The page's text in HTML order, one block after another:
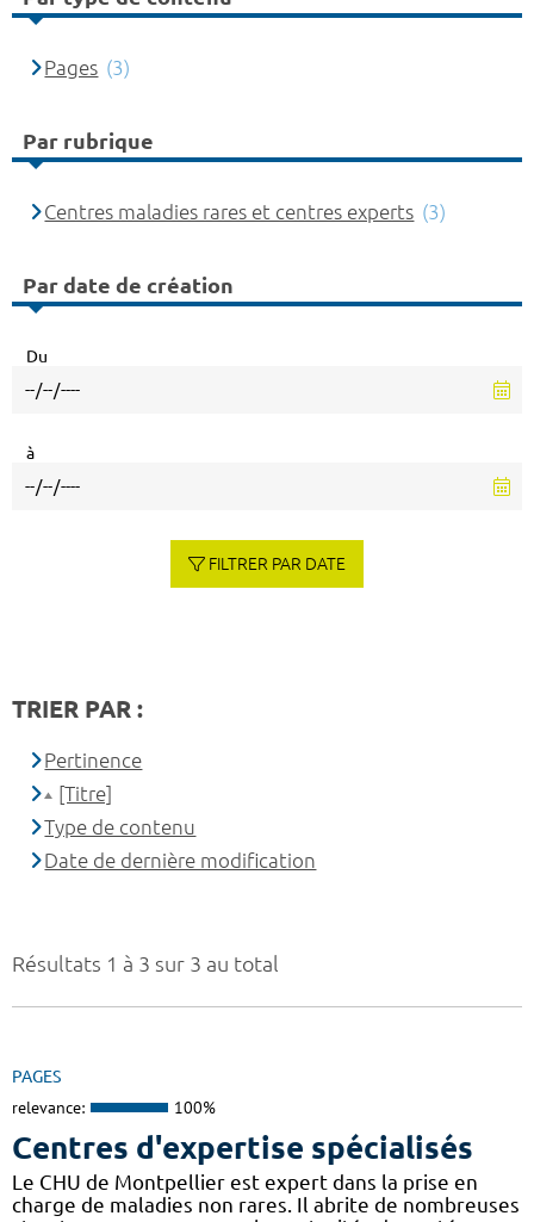
Résultats 1 à 3 sur 3 au total
PAGES
relevance: 100%
Centres d'expertise spécialisés
Le CHU de Montpellier est expert dans la prise en
charge de maladies non rares. Il abrite de nombreuses
Pages (3)
Par rubrique
Centres maladies rares et centres experts (3)
Par date de création
Du
à
FILTRER PAR DATE
TRIER PAR :
Pertinence
[Titre]
Type de contenu
Date de dernière modification